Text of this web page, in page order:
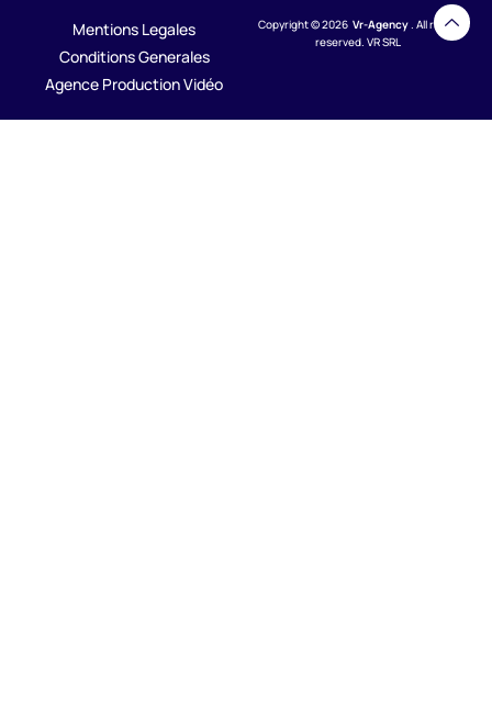
Mentions Legales
Conditions Generales
Agence Production Vidéo
Copyright © 2026 Vr-Agency. All rights
reserved. VR SRL